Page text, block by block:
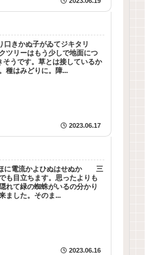
きかぬ子がゐてジキタリ
リーはもう少しで地面につ
うです。草とは接しているか
種はみどりに。障...
2023.06.17
に電流かよひぬはせぬか 三
も目立ちます。思ったよりも
れて緑の蜘蛛がいるの分かり
ました。そのま...
2023.06.16